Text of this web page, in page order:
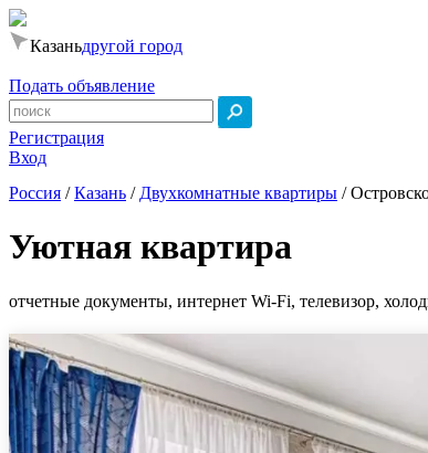
Казаньдругой город
Подать объявление
Регистрация
Вход
Россия /Казань / Двухкомнатные квартиры /
Уютная квартира
отчетные документы, интернет Wi-Fi, телевизор,